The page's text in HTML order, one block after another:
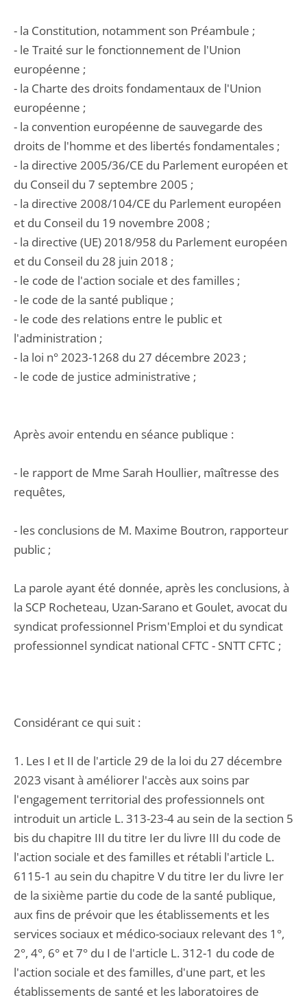
- la Constitution, notamment son Préambule ;
- le Traité sur le fonctionnement de l'Union
européenne ;
- la Charte des droits fondamentaux de l'Union
européenne ;
- la convention européenne de sauvegarde des
droits de l'homme et des libertés fondamentales ;
- la directive 2005/36/CE du Parlement européen et
du Conseil du 7 septembre 2005 ;
- la directive 2008/104/CE du Parlement européen
et du Conseil du 19 novembre 2008 ;
- la directive (UE) 2018/958 du Parlement européen
et du Conseil du 28 juin 2018 ;
- le code de l'action sociale et des familles ;
- le code de la santé publique ;
- le code des relations entre le public et
l'administration ;
- la loi n° 2023-1268 du 27 décembre 2023 ;
- le code de justice administrative ;
Après avoir entendu en séance publique :
- le rapport de Mme Sarah Houllier, maîtresse des
requêtes,
- les conclusions de M. Maxime Boutron, rapporteur
public ;
La parole ayant été donnée, après les conclusions, à
la SCP Rocheteau, Uzan-Sarano et Goulet, avocat du
syndicat professionnel Prism'Emploi et du syndicat
professionnel syndicat national CFTC - SNTT CFTC ;
Considérant ce qui suit :
1. Les I et II de l'article 29 de la loi du 27 décembre
2023 visant à améliorer l'accès aux soins par
l'engagement territorial des professionnels ont
introduit un article L. 313-23-4 au sein de la section 5
bis du chapitre III du titre Ier du livre III du code de
l'action sociale et des familles et rétabli l'article L.
6115-1 au sein du chapitre V du titre Ier du livre Ier
de la sixième partie du code de la santé publique,
aux fins de prévoir que les établissements et les
services sociaux et médico-sociaux relevant des 1°,
2°, 4°, 6° et 7° du I de l'article L. 312-1 du code de
l'action sociale et des familles, d'une part, et les
établissements de santé et les laboratoires de